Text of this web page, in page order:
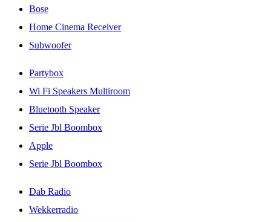
Bose
Home Cinema Receiver
Subwoofer
Partybox
Wi Fi Speakers Multiroom
Bluetooth Speaker
Serie Jbl Boombox
Apple
Serie Jbl Boombox
Dab Radio
Wekkerradio